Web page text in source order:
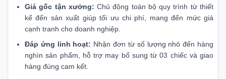
Giá gốc tận xưởng: Chủ động toàn bộ quy trình từ thiết
kế đến sản xuất giúp tối ưu chi phí, mang đến mức giá
cạnh tranh cho doanh nghiệp.
Đáp ứng linh hoạt: Nhận đơn từ số lượng nhỏ đến hàng
nghìn sản phẩm, hỗ trợ may bổ sung từ 03 chiếc và giao
hàng đúng cam kết.